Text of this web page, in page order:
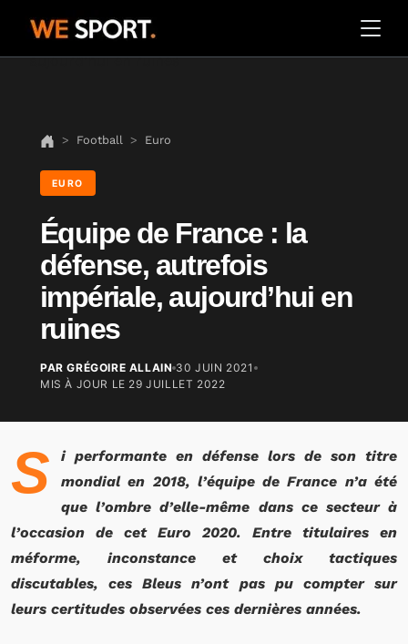
Football Euro
EURO
Équipe de France : la
défense, autrefois
impériale, aujourd’hui en
ruines
PAR GRÉGOIRE ALLAIN 30 JUIN 2021
MIS À JOUR LE 29 JUILLET 2022
S
i performante en défense lors de son titre
mondial en 2018, l’équipe de France n’a été
que l’ombre d’elle-même dans ce secteur à
l’occasion de cet Euro 2020. Entre titulaires en
méforme, inconstance et choix tactiques
discutables, ces Bleus n’ont pas pu compter sur
leurs certitudes observées ces dernières années.